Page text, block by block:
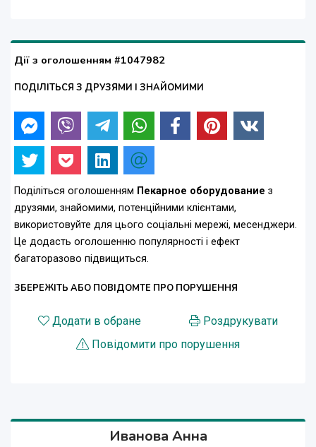
Дії з оголошенням #1047982
ПОДІЛІТЬСЯ З ДРУЗЯМИ І ЗНАЙОМИМИ
Поділіться оголошенням Пекарное оборудование з
друзями, знайомими, потенційними клієнтами,
використовуйте для цього соціальні мережі, месенджери.
Це додасть оголошенню популярності і ефект
багаторазово підвищиться.
ЗБЕРЕЖІТЬ АБО ПОВІДОМТЕ ПРО ПОРУШЕННЯ
Додати в обране
Роздрукувати
Повідомити про порушення
Иванова Анна